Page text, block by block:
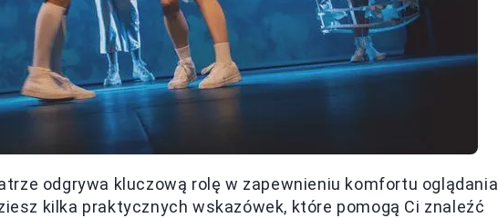
odgrywa kluczową rolę w zapewnieniu komfortu oglądania
kilka praktycznych wskazówek, które pomogą Ci znaleźć